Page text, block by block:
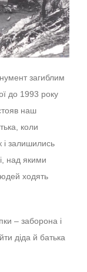
загиблим
до 1993 року
наш
коли
і залишились
над якими
ходять
– заборона і
діда й батька